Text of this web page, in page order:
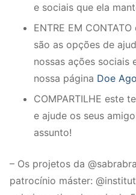
e sociais que ela
ENTRE EM
são as opções de
nossas ações sociais
nossa página Doe
COMPARTILHE este
e ajude os seus
assunto!
– Os projetos da
patrocínio máster: